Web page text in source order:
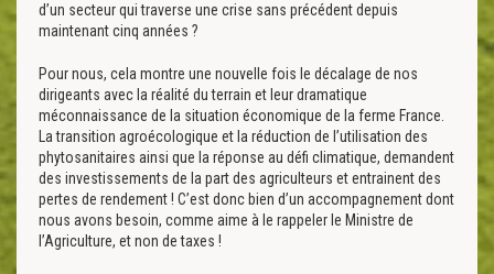
d’un secteur qui traverse une crise sans précédent depuis
maintenant cinq années ?
Pour nous, cela montre une nouvelle fois le décalage de nos
dirigeants avec la réalité du terrain et leur dramatique
méconnaissance de la situation économique de la ferme France.
La transition agroécologique et la réduction de l’utilisation des
phytosanitaires ainsi que la réponse au défi climatique, demandent
des investissements de la part des agriculteurs et entrainent des
pertes de rendement ! C’est donc bien d’un accompagnement dont
nous avons besoin, comme aime à le rappeler le Ministre de
l’Agriculture, et non de taxes !